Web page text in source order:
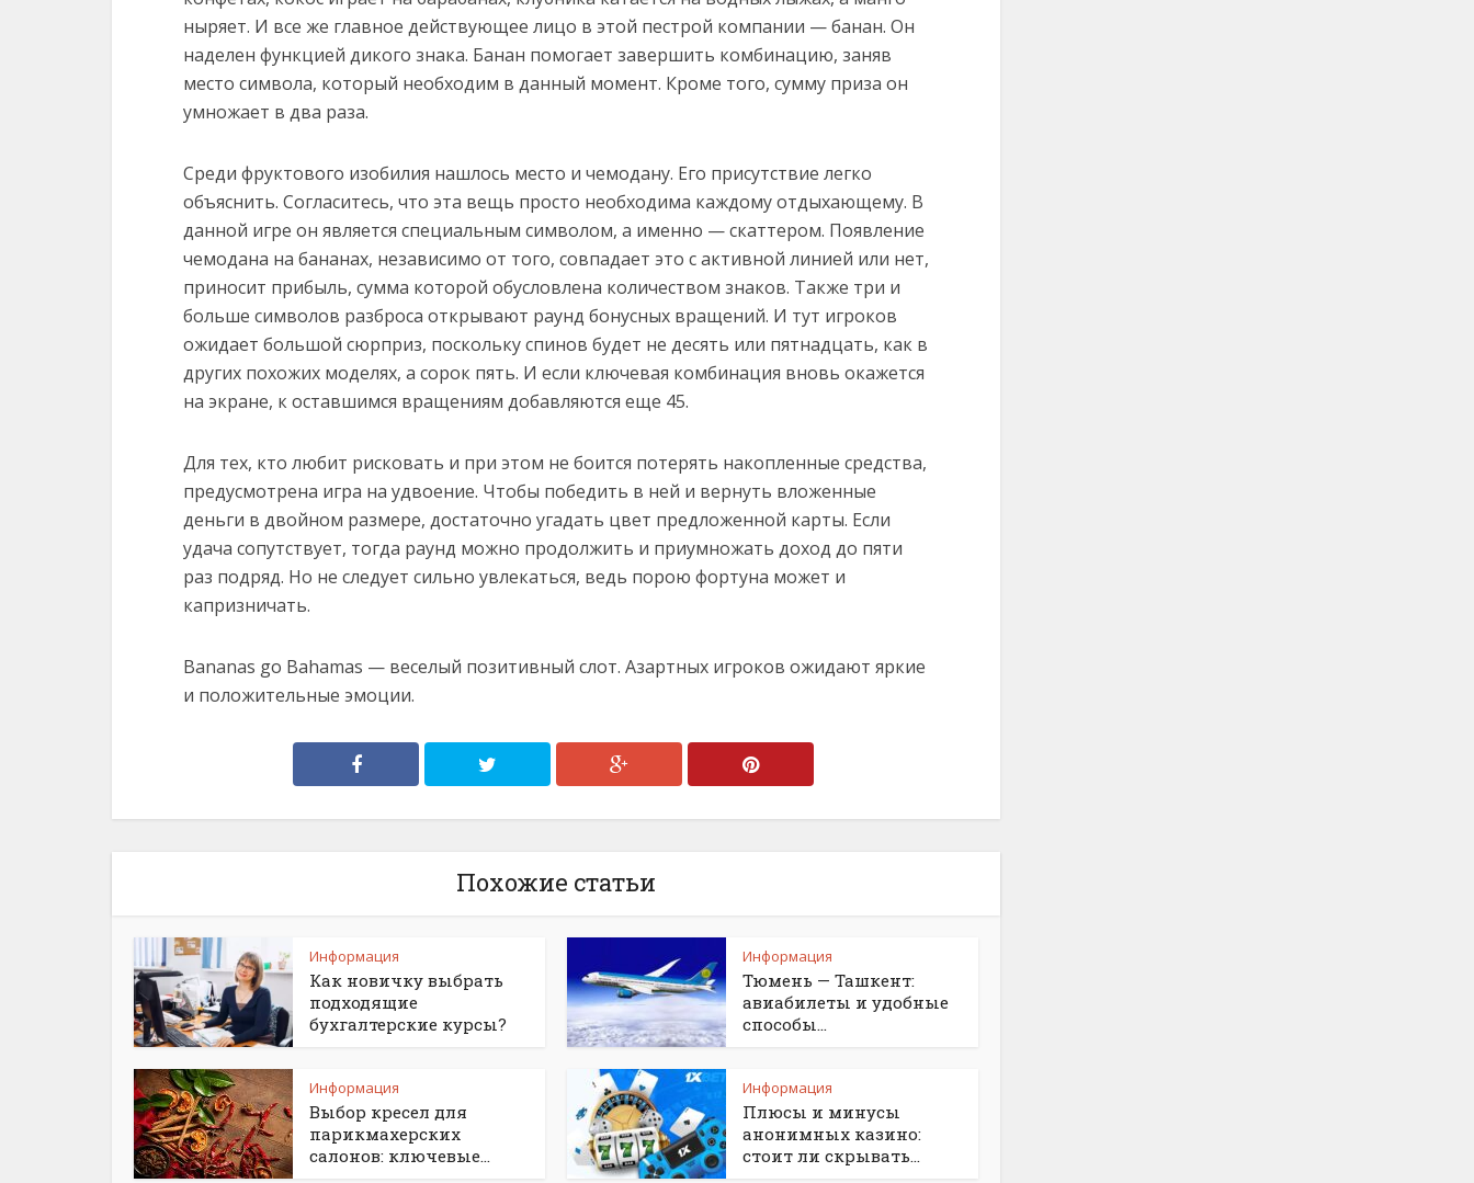
ныряет. И все же главное действующее лицо в этой пестрой компании — банан. Он
наделен функцией дикого знака. Банан помогает завершить комбинацию, заняв
место символа, который необходим в данный момент. Кроме того, сумму приза он
умножает в два раза.
Среди фруктового изобилия нашлось место и чемодану. Его присутствие легко
объяснить. Согласитесь, что эта вещь просто необходима каждому отдыхающему. В
данной игре он является специальным символом, а именно — скаттером. Появление
чемодана на бананах, независимо от того, совпадает это с активной линией или нет,
приносит прибыль, сумма которой обусловлена количеством знаков. Также три и
больше символов разброса открывают раунд бонусных вращений. И тут игроков
ожидает большой сюрприз, поскольку спинов будет не десять или пятнадцать, как в
других похожих моделях, а сорок пять. И если ключевая комбинация вновь окажется
на экране, к оставшимся вращениям добавляются еще 45.
Для тех, кто любит рисковать и при этом не боится потерять накопленные средства,
предусмотрена игра на удвоение. Чтобы победить в ней и вернуть вложенные
деньги в двойном размере, достаточно угадать цвет предложенной карты. Если
удача сопутствует, тогда раунд можно продолжить и приумножать доход до пяти
раз подряд. Но не следует сильно увлекаться, ведь порою фортуна может и
капризничать.
Вananas go Вahamas — веселый позитивный слот. Азартных игроков ожидают яркие
и положительные эмоции.
Похожие статьи
Информация
Как новичку выбрать
подходящие
бухгалтерские курсы?
Информация
Тюмень — Ташкент:
авиабилеты и удобные
способы...
Информация
Выбор кресел для
парикмахерских
салонов: ключевые...
Информация
Плюсы и минусы
анонимных казино:
стоит ли скрывать...